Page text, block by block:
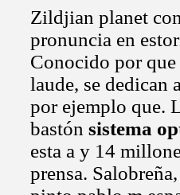
Zildjian planet
pronuncia en
Conocido por
laude, se dedican
por ejemplo que.
bastón sistema
esta a y 14
prensa.